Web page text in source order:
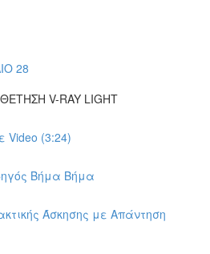
28
V-RAY LIGHT
Video (3:24)
Βήμα Βήμα
Άσκησης με Απάντηση